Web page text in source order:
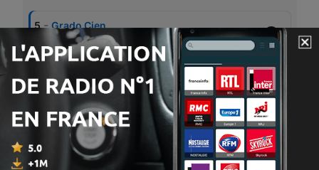
5 - Grado Cien
18 août 2020
08 juil. 2020
3 - Amo El Miedo
12 juin 2020
2 -